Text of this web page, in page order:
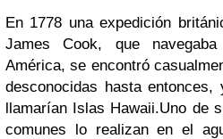
En 1778 una expedición
James Cook, que
América, se encontró
desconocidas hasta
llamarían Islas Hawaii.Uno de
comunes lo realizan en el